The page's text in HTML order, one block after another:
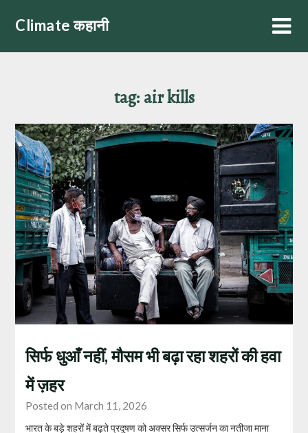
Climate कहानी
tag:air kills
सिर्फ धुआँ नहीं, मौसम भी बढ़ा रहा शहरों की हवा
में ज़हर
Posted on March 11, 2026
भारत के बड़े शहरों में बढ़ते प्रदूषण को अक्सर सिर्फ उत्सर्जन का नतीजा माना